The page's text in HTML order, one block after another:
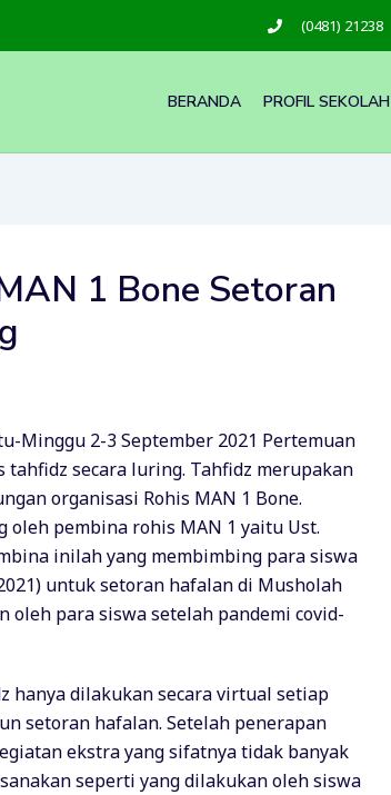
(0481) 21238
BERANDA PROFIL SEKOLAH
1 Bone Setoran
Minggu 2-3 September 2021 Pertemuan
secara luring. Tahfidz merupakan
organisasi Rohis MAN 1 Bone.
pembina rohis MAN 1 yaitu Ust.
inilah yang membimbing para siswa
untuk setoran hafalan di Musholah
oleh para siswa setelah pandemi covid-
hanya dilakukan secara virtual setiap
setoran hafalan. Setelah penerapan
ekstra yang sifatnya tidak banyak
seperti yang dilakukan oleh siswa